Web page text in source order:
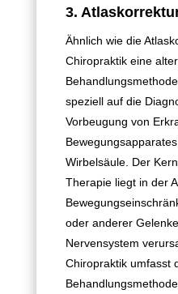
3.
Ähnlich wie die
Chiropraktik eine
speziell auf die
Vorbeugung von
Wirbelsäule. Der
Therapie liegt in der
oder anderer
Nervensystem
Chiropraktik umfasst